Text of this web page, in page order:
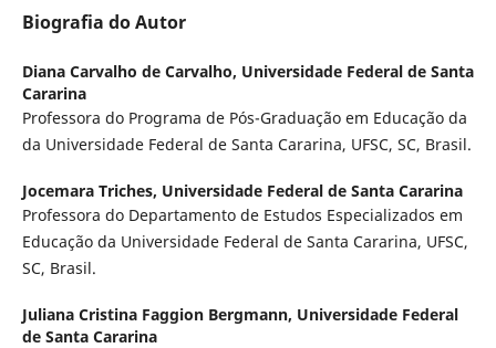
Biografia do Autor
Diana Carvalho de Carvalho, Universidade Federal de Santa
Cararina
Professora do Programa de Pós-Graduação em Educação da
da Universidade Federal de Santa Cararina, UFSC, SC, Brasil.
Jocemara Triches, Universidade Federal de Santa Cararina
Professora do Departamento de Estudos Especializados em
Educação da Universidade Federal de Santa Cararina, UFSC,
SC, Brasil.
Juliana Cristina Faggion Bergmann, Universidade Federal
de Santa Cararina